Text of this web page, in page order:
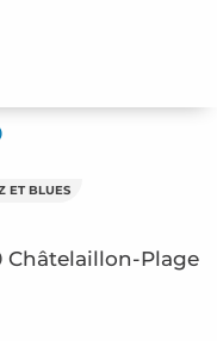
ET BLUES
Châtelaillon-Plage